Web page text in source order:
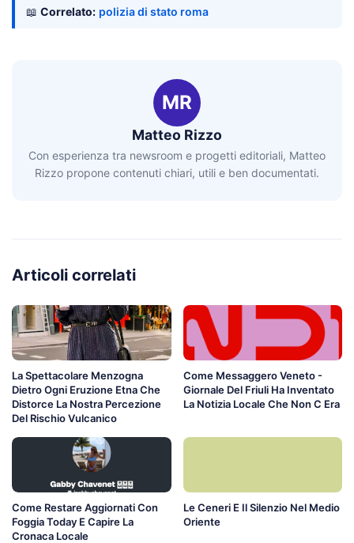
📖 Correlato: polizia di stato roma
MR
Matteo Rizzo
Con esperienza tra newsroom e progetti editoriali, Matteo
Rizzo propone contenuti chiari, utili e ben documentati.
Articoli correlati
La Spettacolare Menzogna
Dietro Ogni Eruzione Etna Che
Distorce La Nostra Percezione
Del Rischio Vulcanico
Come Messaggero Veneto -
Giornale Del Friuli Ha Inventato
La Notizia Locale Che Non C Era
Come Restare Aggiornati Con
Foggia Today E Capire La
Cronaca Locale
Le Ceneri E Il Silenzio Nel Medio
Oriente